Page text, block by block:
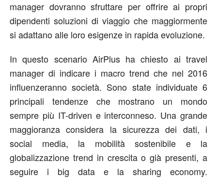
manager dovranno sfruttare per offrire ai propri
dipendenti soluzioni di viaggio che maggiormente
si adattano alle loro esigenze in rapida evoluzione.
In questo scenario AirPlus ha chiesto ai travel
manager di indicare i macro trend che nel 2016
influenzeranno società. Sono state individuate 6
principali tendenze che mostrano un mondo
sempre più IT-driven e interconneso. Una grande
maggioranza considera la sicurezza dei dati, i
social media, la mobilità sostenibile e la
globalizzazione trend in crescita o già presenti, a
seguire i big data e la sharing economy.